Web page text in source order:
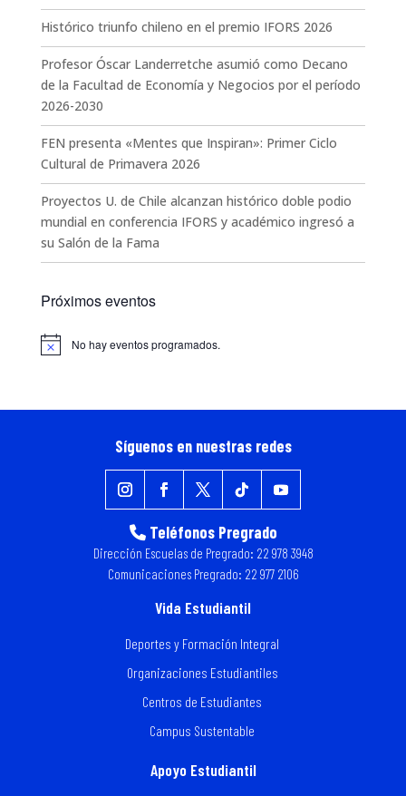
Histórico triunfo chileno en el premio IFORS 2026
Profesor Óscar Landerretche asumió como Decano
de la Facultad de Economía y Negocios por el período
2026-2030
FEN presenta «Mentes que Inspiran»: Primer Ciclo
Cultural de Primavera 2026
Proyectos U. de Chile alcanzan histórico doble podio
mundial en conferencia IFORS y académico ingresó a
su Salón de la Fama
Próximos eventos
Aviso No hay eventos programados.
Síguenos en nuestras redes
Teléfonos Pregrado
Dirección Escuelas de Pregrado: 22 978 3948
Comunicaciones Pregrado: 22 977 2106
Vida Estudiantil
Deportes y Formación Integral
Organizaciones Estudiantiles
Centros de Estudiantes
Campus Sustentable
Apoyo Estudiantil